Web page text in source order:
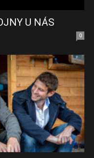
U NÁS
0